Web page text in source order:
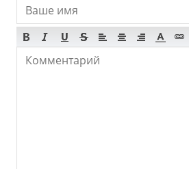
Супермаркеты
Мода
Одежда